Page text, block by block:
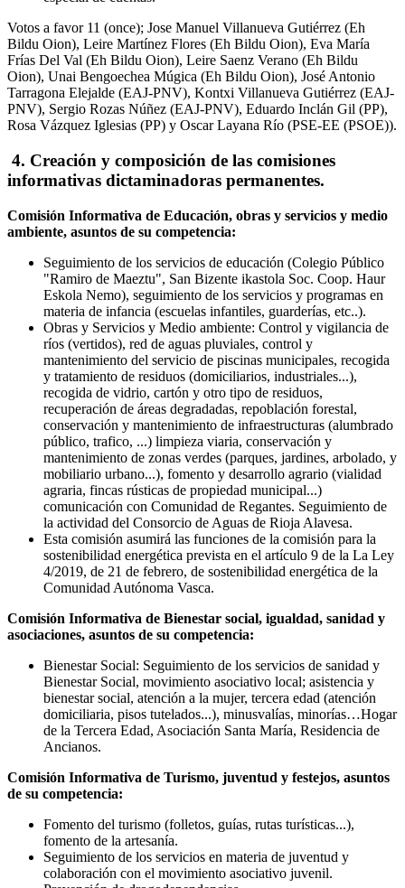
Votos a favor 11 (once); Jose Manuel Villanueva Gutiérrez (Eh
Bildu Oion), Leire Martínez Flores (Eh Bildu Oion), Eva María
Frías Del Val (Eh Bildu Oion), Leire Saenz Verano (Eh Bildu
Oion), Unai Bengoechea Múgica (Eh Bildu Oion), José Antonio
Tarragona Elejalde (EAJ-PNV), Kontxi Villanueva Gutiérrez (EAJ-
PNV), Sergio Rozas Núñez (EAJ-PNV), Eduardo Inclán Gil (PP),
Rosa Vázquez Iglesias (PP) y Oscar Layana Río (PSE-EE (PSOE)).
4. Creación y composición de las comisiones
informativas dictaminadoras permanentes.
Comisión Informativa de Educación, obras y servicios y medio
ambiente, asuntos de su competencia:
Seguimiento de los servicios de educación (Colegio Público
"Ramiro de Maeztu", San Bizente ikastola Soc. Coop. Haur
Eskola Nemo), seguimiento de los servicios y programas en
materia de infancia (escuelas infantiles, guarderías, etc..).
Obras y Servicios y Medio ambiente: Control y vigilancia de
ríos (vertidos), red de aguas pluviales, control y
mantenimiento del servicio de piscinas municipales, recogida
y tratamiento de residuos (domiciliarios, industriales...),
recogida de vidrio, cartón y otro tipo de residuos,
recuperación de áreas degradadas, repoblación forestal,
conservación y mantenimiento de infraestructuras (alumbrado
público, trafico, ...) limpieza viaria, conservación y
mantenimiento de zonas verdes (parques, jardines, arbolado, y
mobiliario urbano...), fomento y desarrollo agrario (vialidad
agraria, fincas rústicas de propiedad municipal...)
comunicación con Comunidad de Regantes. Seguimiento de
la actividad del Consorcio de Aguas de Rioja Alavesa.
Esta comisión asumirá las funciones de la comisión para la
sostenibilidad energética prevista en el artículo 9 de la La Ley
4/2019, de 21 de febrero, de sostenibilidad energética de la
Comunidad Autónoma Vasca.
Comisión Informativa de Bienestar social, igualdad, sanidad y
asociaciones, asuntos de su competencia:
Bienestar Social: Seguimiento de los servicios de sanidad y
Bienestar Social, movimiento asociativo local; asistencia y
bienestar social, atención a la mujer, tercera edad (atención
domiciliaria, pisos tutelados...), minusvalías, minorías…Hogar
de la Tercera Edad, Asociación Santa María, Residencia de
Ancianos.
Comisión Informativa de Turismo, juventud y festejos, asuntos
de su competencia:
Fomento del turismo (folletos, guías, rutas turísticas...),
fomento de la artesanía.
Seguimiento de los servicios en materia de juventud y
colaboración con el movimiento asociativo juvenil.